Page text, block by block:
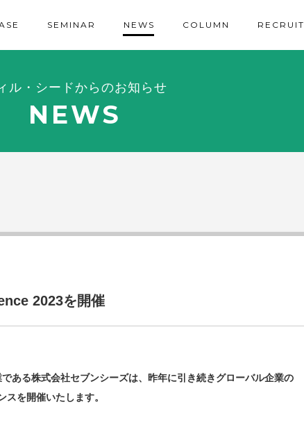
SEMINAR NEWS COLUMN RECRUIT
ル・シードからのお知らせ
NEWS
2023を開催
ある株式会社セブンシーズは、昨年に引き続きグローバル企業の
を開催いたします。